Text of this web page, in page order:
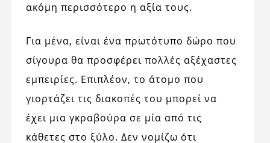
ακόμη περισσότερο η αξία τους.
Για μένα, είναι ένα πρωτότυπο δώρο που
σίγουρα θα προσφέρει πολλές αξέχαστες
εμπειρίες. Επιπλέον, το άτομο που
γιορτάζει τις διακοπές του μπορεί να
έχει μια γκραβούρα σε μία από τις
κάθετες στο ξύλο. Δεν νομίζω ότι